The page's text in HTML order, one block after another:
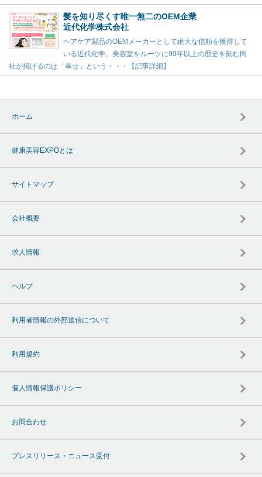
髪を知り尽くす唯一無二のOEM企業
近代化学株式会社
ヘアケア製品のOEMメーカーとして絶大な信頼を獲得して
いる近代化学。美容室をルーツに90年以上の歴史を刻む同
社が掲げるのは「幸せ」という・・・【記事詳細】
ホーム
健康美容EXPOとは
サイトマップ
会社概要
求人情報
ヘルプ
利用者情報の外部送信について
利用規約
個人情報保護ポリシー
お問合わせ
プレスリリース・ニュース受付